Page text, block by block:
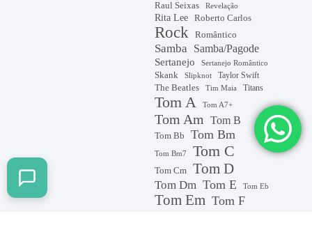
Raul Seixas Revelação
Rita Lee Roberto Carlos
Rock Romântico
Samba
Samba/Pagode
Sertanejo
Sertanejo Romântico
Skank Slipknot Taylor Swift
The Beatles Tim Maia Titans
Tom A Tom A7+
Tom Am Tom B
Tom Bb Tom Bm
Tom Bm7 Tom C
Tom Cm Tom D
Tom Dm Tom E Tom Eb
Tom Em Tom F